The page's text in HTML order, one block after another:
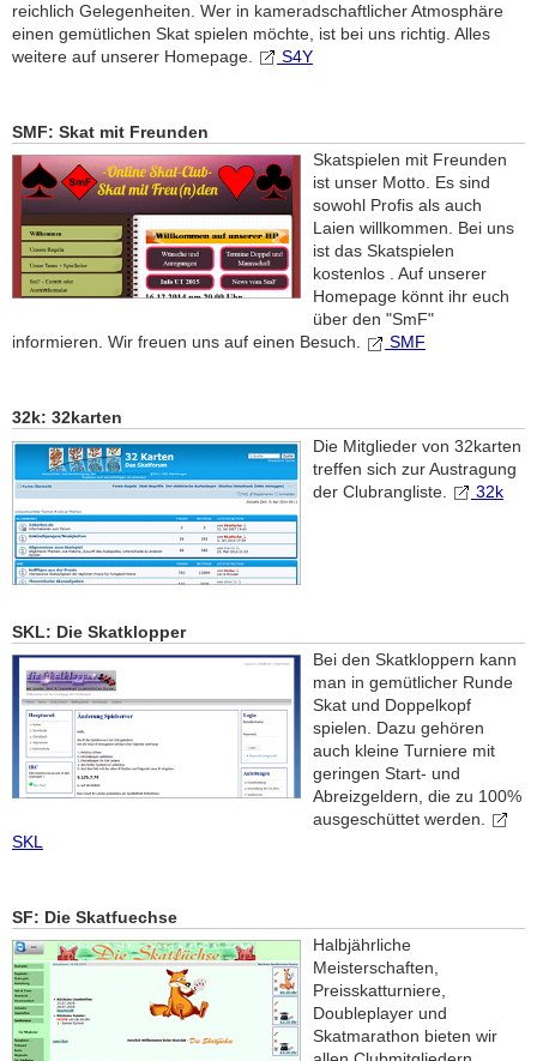
reichlich Gelegenheiten. Wer in kameradschaftlicher Atmosphäre
einen gemütlichen Skat spielen möchte, ist bei uns richtig. Alles
weitere auf unserer Homepage.
S4Y
SMF: Skat mit Freunden
Skatspielen mit Freunden
ist unser Motto. Es sind
sowohl Profis als auch
Laien willkommen. Bei uns
ist das Skatspielen
kostenlos . Auf unserer
Homepage könnt ihr euch
über den "SmF"
informieren. Wir freuen uns auf einen Besuch.
SMF
32k: 32karten
Die Mitglieder von 32karten
treffen sich zur Austragung
der Clubrangliste.
32k
SKL: Die Skatklopper
Bei den Skatkloppern kann
man in gemütlicher Runde
Skat und Doppelkopf
spielen. Dazu gehören
auch kleine Turniere mit
geringen Start- und
Abreizgeldern, die zu 100%
ausgeschüttet werden.
SKL
SF: Die Skatfuechse
Halbjährliche
Meisterschaften,
Preisskatturniere,
Doubleplayer und
Skatmarathon bieten wir